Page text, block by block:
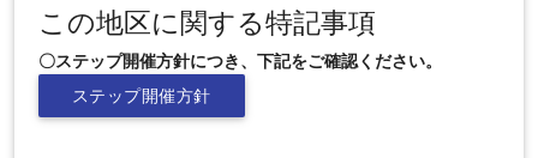
この地区に関する特記事項
〇ステップ開催方針につき、下記をご確認ください。
ステップ開催方針